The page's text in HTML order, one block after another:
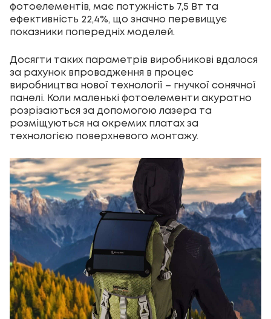
фотоелементів, має потужність 7,5 Вт та
ефективність 22,4%, що значно перевищує
показники попередніх моделей.
Досягти таких параметрів виробникові вдалося
за рахунок впровадження в процес
виробництва нової технології – гнучкої сонячної
панелі. Коли маленькі фотоелементи акуратно
розрізаються за допомогою лазера та
розміщуються на окремих платах за
технологією поверхневого монтажу.